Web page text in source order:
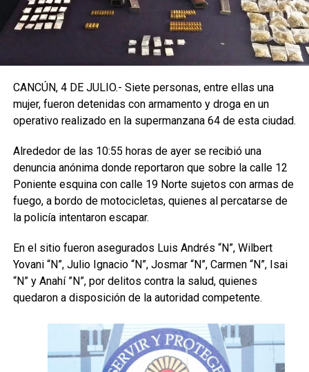
CANCÚN, 4 DE JULIO.- Siete personas, entre ellas una
mujer, fueron detenidas con armamento y droga en un
operativo realizado en la supermanzana 64 de esta ciudad.
Alrededor de las 10:55 horas de ayer se recibió una
denuncia anónima donde reportaron que sobre la calle 12
Poniente esquina con calle 19 Norte sujetos con armas de
fuego, a bordo de motocicletas, quienes al percatarse de
la policía intentaron escapar.
En el sitio fueron asegurados Luis Andrés “N”, Wilbert
Yovani “N”, Julio Ignacio “N”, Josmar “N”, Carmen “N”, Isai
“N” y Anahí ”N”, por delitos contra la salud, quienes
quedaron a disposición de la autoridad competente.